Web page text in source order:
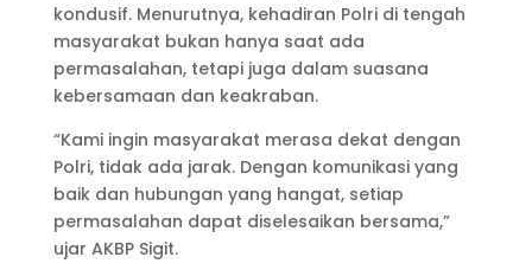
kondusif. Menurutnya, kehadiran Polri di tengah
masyarakat bukan hanya saat ada
permasalahan, tetapi juga dalam suasana
kebersamaan dan keakraban.
“Kami ingin masyarakat merasa dekat dengan
Polri, tidak ada jarak. Dengan komunikasi yang
baik dan hubungan yang hangat, setiap
permasalahan dapat diselesaikan bersama,”
ujar AKBP Sigit.